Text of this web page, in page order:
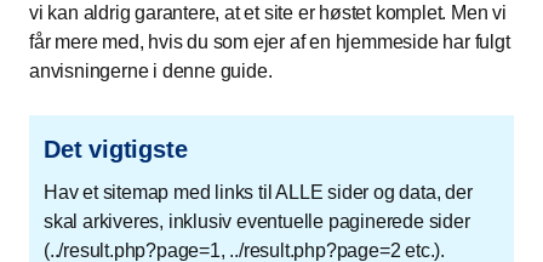
vi kan aldrig garantere, at et site er høstet komplet. Men vi
får mere med, hvis du som ejer af en hjemmeside har fulgt
anvisningerne i denne guide.
Det vigtigste
Hav et sitemap med links til ALLE sider og data, der
skal arkiveres, inklusiv eventuelle paginerede sider
(../result.php?page=1, ../result.php?page=2 etc.).